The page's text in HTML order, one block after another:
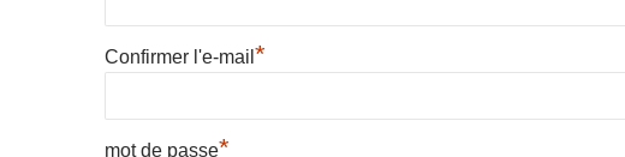
Confirmer l'e-mail *
mot de passe*